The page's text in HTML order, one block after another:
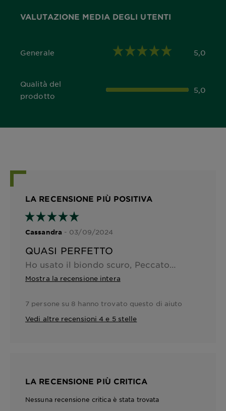
VALUTAZIONE MEDIA DEGLI UTENTI
Generale
5,0 out of 5 stars 5,0
Qualità del
prodotto
5,0 out of 5 stars 5,0
LA RECENSIONE PIÙ POSITIVA
Cassandra - 03/09/2024
QUASI PERFETTO
Ho usato il biondo scuro, Peccato che il risultato troppo scuro, la prossima volta proverò il biondo, la quantità è più che sufficiente
Mostra la recensione intera
7 persone su 8 hanno trovato questo di aiuto
Vedi altre recensioni 4 e 5 stelle
LA RECENSIONE PIÙ CRITICA
Nessuna recensione critica è stata trovata